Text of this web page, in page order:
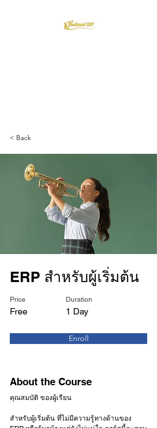
< Back
ERP สำหรับผู้เริ่มต้น
Price
Free
Duration
1 Day
Enroll
About the Course
คุณสมบัติ ของผู้เรียน
สำหรับผู้เริ่มต้น ที่ไม่มีความรู้ทางด้านของ